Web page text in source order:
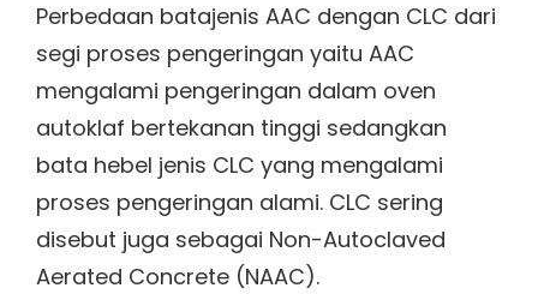
Perbedaan batajenis AAC dengan CLC dari
segi proses pengeringan yaitu AAC
mengalami pengeringan dalam oven
autoklaf bertekanan tinggi sedangkan
bata hebel jenis CLC yang mengalami
proses pengeringan alami. CLC sering
disebut juga sebagai Non-Autoclaved
Aerated Concrete (NAAC).